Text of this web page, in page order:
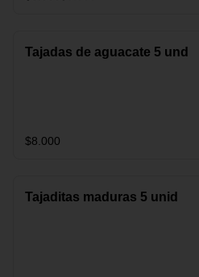
Tajadas de aguacate 5 und
$8.000
Tajaditas maduras 5 unid